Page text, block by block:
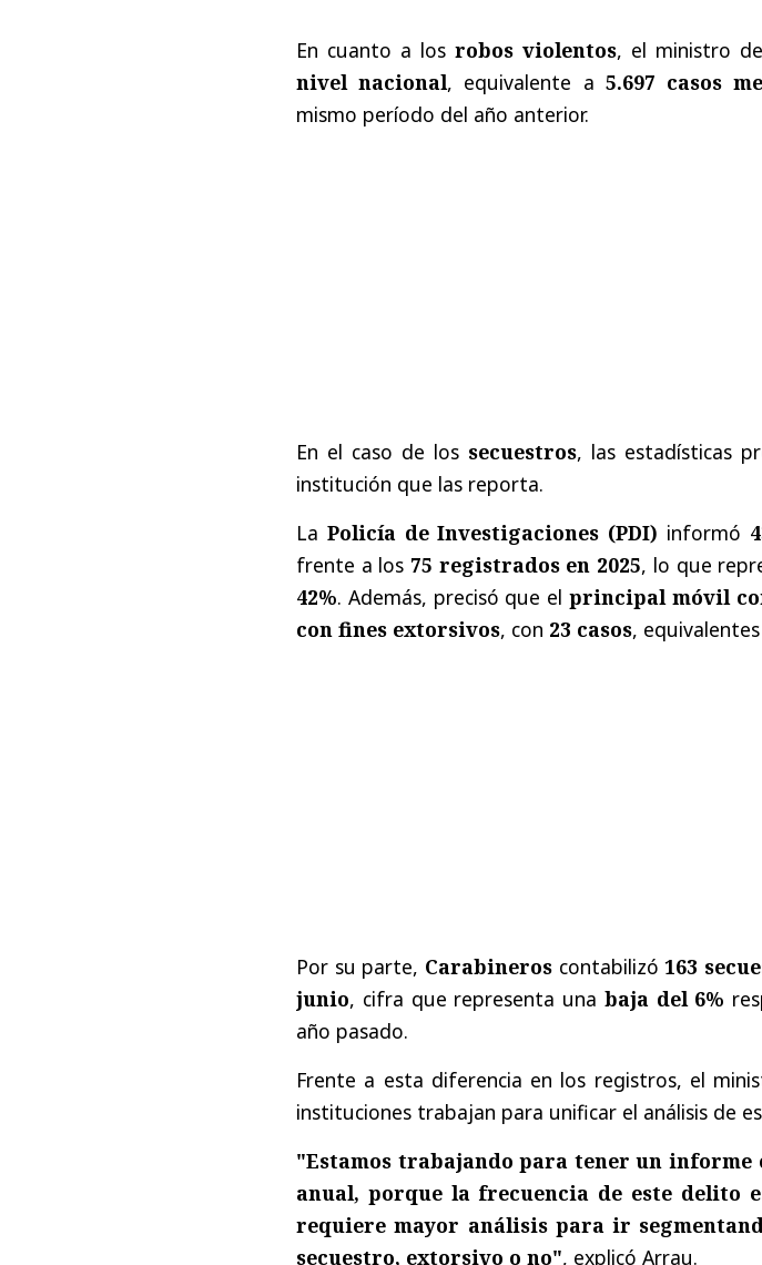
En cuanto a losrobos violentos, el ministro
nivel nacional, equivalente a 5.697 casos
mismo período del año anterior.
En el caso de los secuestros, las estadísticas
institución que las reporta.
La Policía de Investigaciones (PDI) informó
frente a los 75 registrados en 2025, lo que
42%. Además, precisó que elprincipal móvil
con fines extorsivos, con 23 casos,
Por su parte, Carabineroscontabilizó163
junio, cifra que representa una baja del 6%
año pasado.
Frente a esta diferencia en los registros, el
instituciones trabajan para unificar el análisis de
"Estamos trabajando para tener un informe
anual, porque la frecuencia de este delito
requiere mayor análisis para ir
secuestro, extorsivo o no", explicó Arrau.